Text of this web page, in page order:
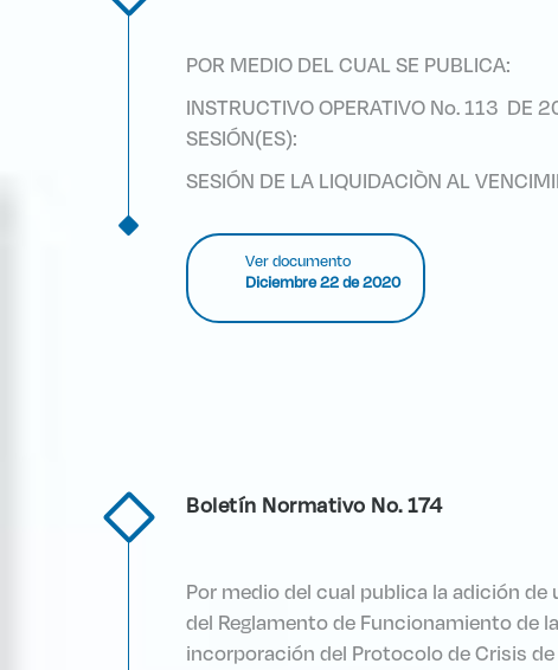
POR MEDIO DEL CUAL SE PUBLICA:
INSTRUCTIVO OPERATIVO No. 113 DE
SESIÓN(ES):
SESIÓN DE LA LIQUIDACIÒN AL
Ver documento
Diciembre 22 de 2020
Boletín Normativo No. 174
Por medio del cual publica la adición
del Reglamento de Funcionamiento de
incorporación del Protocolo de Crisis